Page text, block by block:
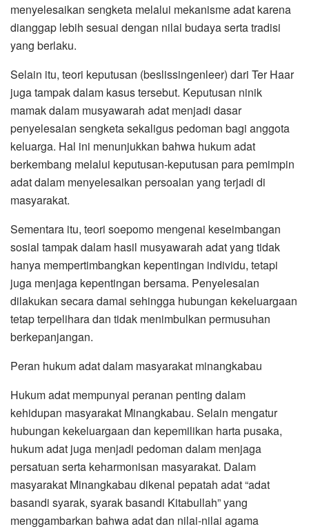
menyelesaikan sengketa melalui mekanisme adat karena
dianggap lebih sesuai dengan nilai budaya serta tradisi
yang berlaku.
Selain itu, teori keputusan (beslissingenleer) dari Ter Haar
juga tampak dalam kasus tersebut. Keputusan ninik
mamak dalam musyawarah adat menjadi dasar
penyelesaian sengketa sekaligus pedoman bagi anggota
keluarga. Hal ini menunjukkan bahwa hukum adat
berkembang melalui keputusan-keputusan para pemimpin
adat dalam menyelesaikan persoalan yang terjadi di
masyarakat.
Sementara itu, teori soepomo mengenai keseimbangan
sosial tampak dalam hasil musyawarah adat yang tidak
hanya mempertimbangkan kepentingan individu, tetapi
juga menjaga kepentingan bersama. Penyelesaian
dilakukan secara damai sehingga hubungan kekeluargaan
tetap terpelihara dan tidak menimbulkan permusuhan
berkepanjangan.
Peran hukum adat dalam masyarakat minangkabau
Hukum adat mempunyai peranan penting dalam
kehidupan masyarakat Minangkabau. Selain mengatur
hubungan kekeluargaan dan kepemilikan harta pusaka,
hukum adat juga menjadi pedoman dalam menjaga
persatuan serta keharmonisan masyarakat. Dalam
masyarakat Minangkabau dikenal pepatah adat “adat
basandi syarak, syarak basandi Kitabullah” yang
menggambarkan bahwa adat dan nilai-nilai agama